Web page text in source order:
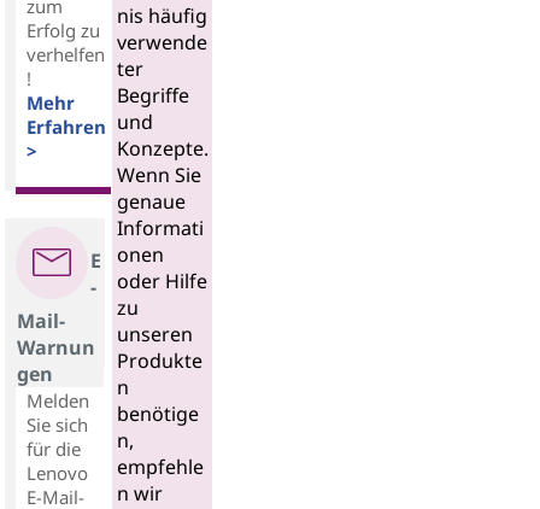
zum
Erfolg zu
verhelfen
!
Mehr
Erfahren
>
E
-
Mail-
Warnun
gen
Melden
Sie sich
für die
Lenovo
E-Mail-
nis häufig
verwende
ter
Begriffe
und
Konzepte.
Wenn Sie
genaue
Informati
onen
oder Hilfe
zu
unseren
Produkte
n
benötige
n,
empfehle
n wir